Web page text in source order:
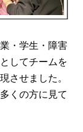
・学生・障害
してチームを
させました。
くの方に見て